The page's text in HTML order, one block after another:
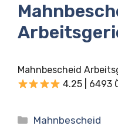
Mahnbescheid
4.25 | 6493
Kategorien
Mahnbescheid